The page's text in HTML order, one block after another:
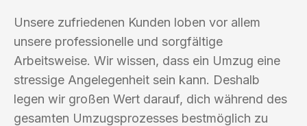
Unsere zufriedenen Kunden loben vor allem
unsere professionelle und sorgfältige
Arbeitsweise. Wir wissen, dass ein Umzug eine
stressige Angelegenheit sein kann. Deshalb
legen wir großen Wert darauf, dich während des
gesamten Umzugsprozesses bestmöglich zu